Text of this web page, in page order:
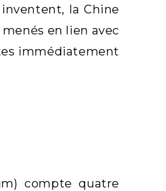
la Chine
en lien avec
immédiatement
compte quatre